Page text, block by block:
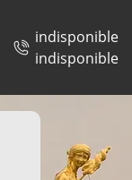
indisponible
indisponible